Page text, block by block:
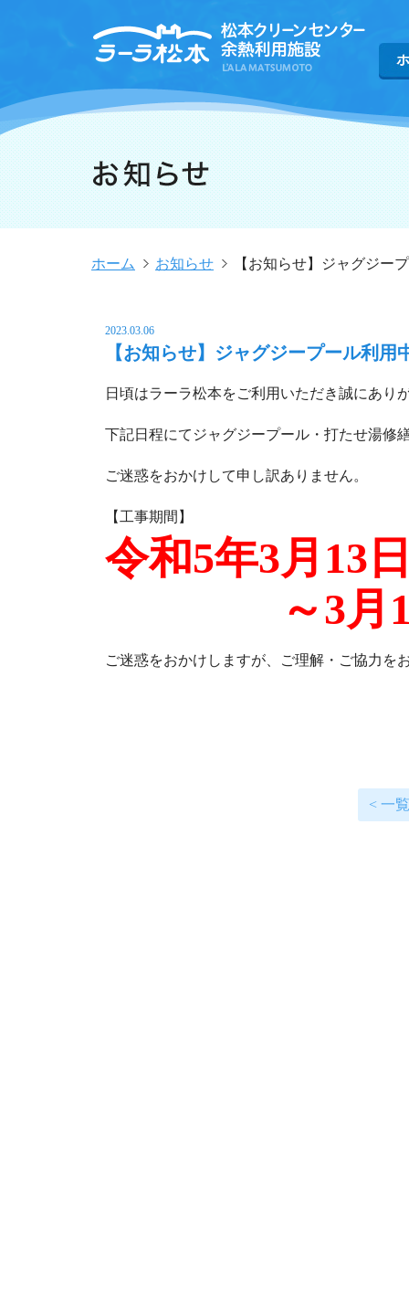
ホーム お知らせ 【お知らせ】ジャグジー
2023.03.06
【お知らせ】ジャグジープール利用
日頃はラーラ松本をご利用いただき誠にあり
下記日程にてジャグジープール・打たせ湯修
ご迷惑をおかけして申し訳ありません。
【工事期間】
令和5年3月13
～3月17
ご迷惑をおかけしますが、ご理解・ご協力を
< 一